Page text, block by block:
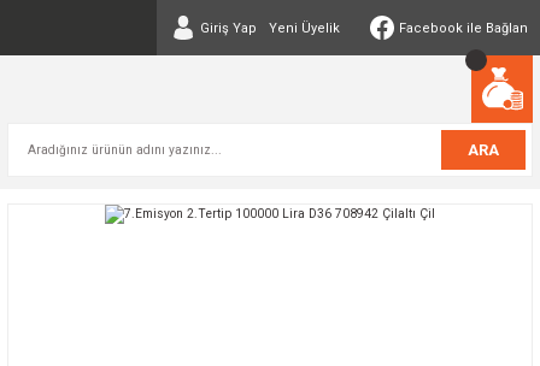
Giriş Yap Yeni Üyelik Facebook ile Bağlan
ARA